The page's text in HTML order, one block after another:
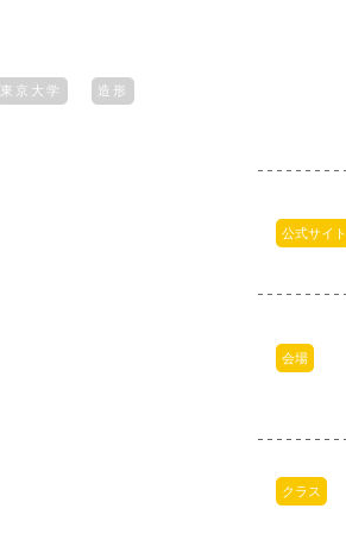
東京大学 造形
公式サイト
会場
クラス